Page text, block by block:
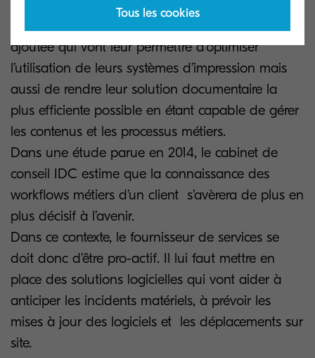
sur le changement des consommables.
ajoutée qui vont leur permettre d’optimiser
l’utilisation de leurs systèmes d’impression mais
aussi de rendre leur solution documentaire la
plus efficiente possible en étant capable de gérer
les contenus et les processus métiers.
Dans une étude parue en 2014, le cabinet de
conseil IDC estime que la connaissance des
workflows métiers d’un client s’avèrera de plus en
plus décisif à l’avenir.
Dans ce contexte, le fournisseur de services se
doit donc d’être pro-actif. Il lui faut mettre en
place des solutions logicielles qui vont aider à
anticiper les incidents matériels, à prévoir les
mises à jour des logiciels et les déplacements sur
site.
Tous les cookies